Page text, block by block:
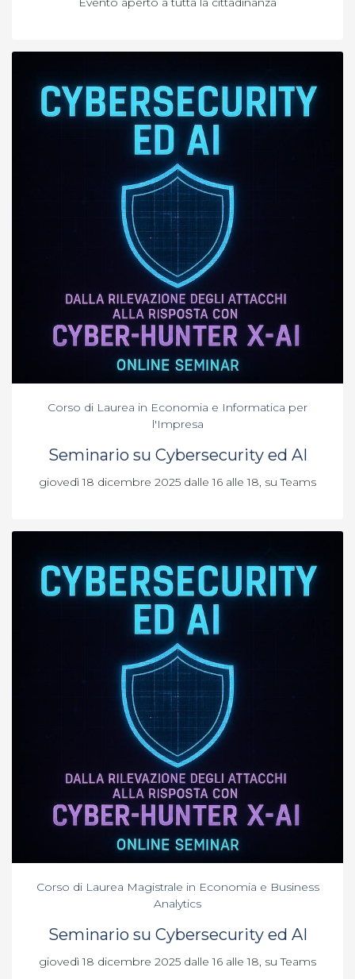
Corso di Laurea in Economia e Informatica per
l'Impresa
Seminario su Cybersecurity ed AI
giovedì 18 dicembre 2025 dalle 16 alle 18, su Teams
Corso di Laurea Magistrale in Economia e Business
Analytics
Seminario su Cybersecurity ed AI
giovedì 18 dicembre 2025 dalle 16 alle 18, su Teams